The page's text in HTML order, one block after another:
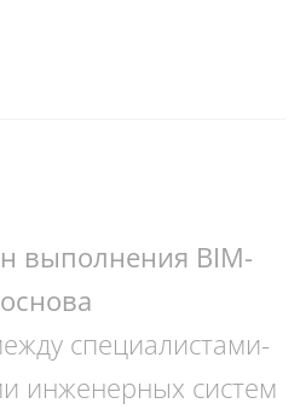
выполнения BIM-
специалистами-
инженерных систем